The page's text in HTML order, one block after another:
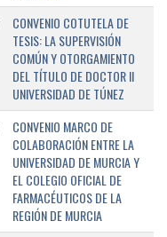
CONVENIO COTUTELA DE
TESIS: LA SUPERVISIÓN
COMÚN Y OTORGAMIENTO
DEL TÍTULO DE DOCTOR II
UNIVERSIDAD DE TÚNEZ
CONVENIO MARCO DE
COLABORACIÓN ENTRE LA
UNIVERSIDAD DE MURCIA Y
EL COLEGIO OFICIAL DE
FARMACÉUTICOS DE LA
REGIÓN DE MURCIA